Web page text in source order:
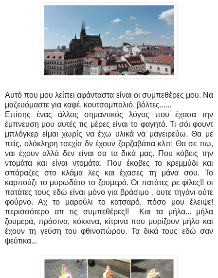
Αυτό που μου λείπει αφάνταστα είναι οι συμπεθέρες μου. Να
μαζευόμαστε για καφέ, κουτσομπολιό, βόλτες......
Επίσης ένας άλλος σημαντικός λόγος που έχασα την
έμπνευση μου αυτές τις μέρες είναι το φαγητό. Τι σόι φουντ
μπλόγκερ είμαι χωρίς να έχω υλικά να μαγειρεύω. Θα με
πείς, ολόκληρη τσεχία δν έχουν ζαρζαβάτια κλπ; Θα σε πω,
ναι έχουν αλλά δεν είναι σα τα δικά μας. Που κόβεις την
ντομάτα και είναι ντομάτα. Που έκοβες το κρεμμύδι και
σπάραζες στο κλάμα λες και έχασες τη μάνα σου. Το
καρπούζι το μυρωδάτο το ζουμερό. Οι πατάτες ρε φίλες!! οι
πατάτες τους εδώ είναι μόνο για βράσιμο , ουτε τηγάνι ούτε
φούρνο. Αχ το μαρούλι το κατσαρό, πόσο μου έλειψε!
περισσότερο απ τις συμπεθέρες!! Και τα μήλα... μήλα
ζουμερά, πράσινα, κόκκινα, κίτρινα που μυρίζουν μήλο και
έχουν τη γεύση του φθινοπώρου. Τα δικά τους εδώ σαν
ψεύτικα...